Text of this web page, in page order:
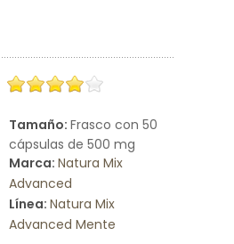
Tamaño: Frasco con 50
cápsulas de 500 mg
Marca: Natura Mix
Advanced
Línea: Natura Mix
Advanced Mente